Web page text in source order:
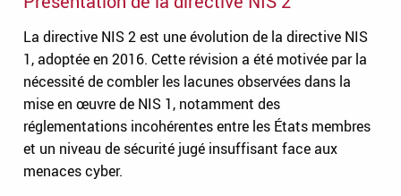
La directive NIS 2 est une évolution de la directive NIS
1, adoptée en 2016. Cette révision a été motivée par la
nécessité de combler les lacunes observées dans la
mise en œuvre de NIS 1, notamment des
réglementations incohérentes entre les États membres
et un niveau de sécurité jugé insuffisant face aux
menaces cyber.